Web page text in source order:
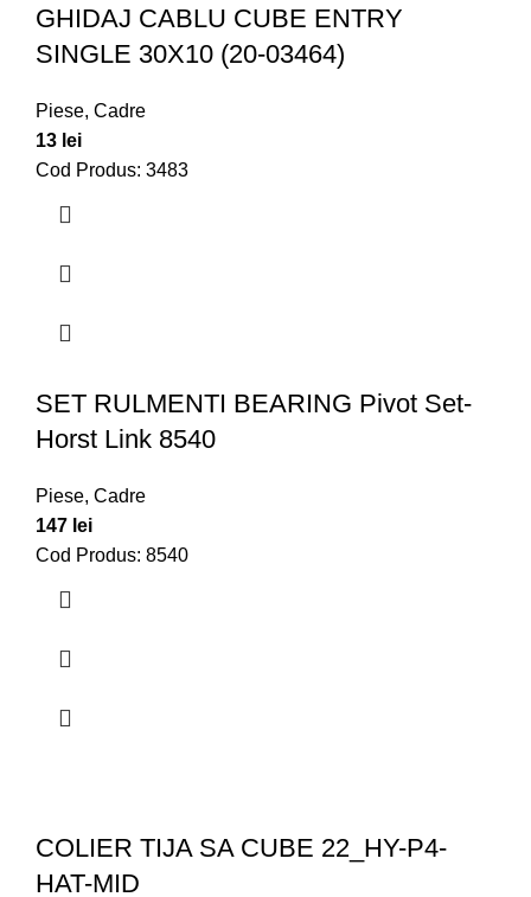
GHIDAJ CABLU CUBE ENTRY
SINGLE 30X10 (20-03464)
Piese, Cadre
13 lei
Cod Produs: 3483
SET RULMENTI BEARING Pivot Set-
Horst Link 8540
Piese, Cadre
147 lei
Cod Produs: 8540
COLIER TIJA SA CUBE 22_HY-P4-
HAT-MID